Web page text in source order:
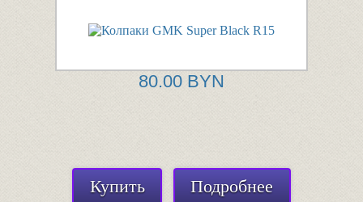
80.00 BYN
Купить Подробнее